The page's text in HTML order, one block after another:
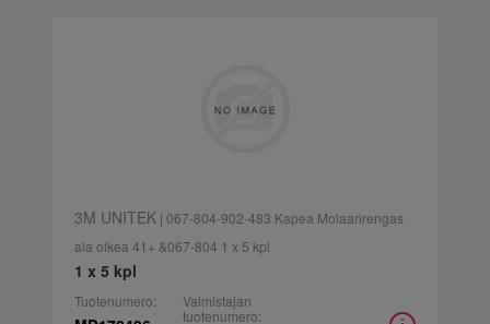
3M UNITEK| 067-804-902-483 Kapea Molaarirengas
ala oikea 41+ &067-804 1 x 5 kpl
1 x 5 kpl
Tuotenumero:
Valmistajan
tuotenumero: